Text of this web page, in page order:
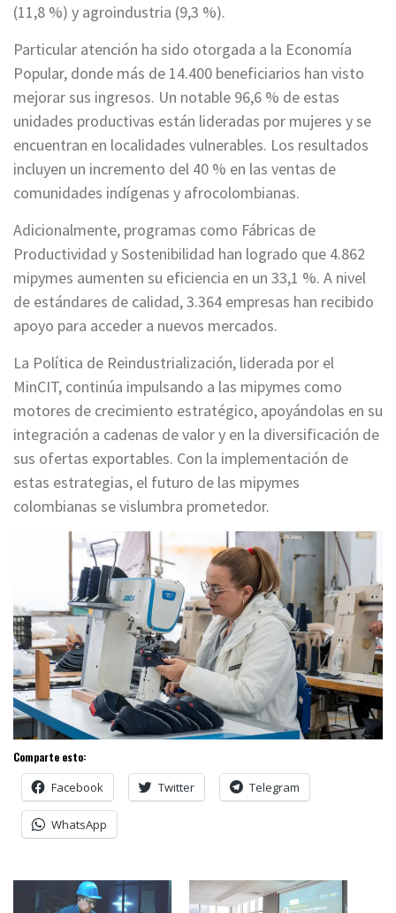
(11,8 %) y agroindustria (9,3 %).
Particular atención ha sido otorgada a la Economía
Popular, donde más de 14.400 beneficiarios han visto
mejorar sus ingresos. Un notable 96,6 % de estas
unidades productivas están lideradas por mujeres y se
encuentran en localidades vulnerables. Los resultados
incluyen un incremento del 40 % en las ventas de
comunidades indígenas y afrocolombianas.
Adicionalmente, programas como Fábricas de
Productividad y Sostenibilidad han logrado que 4.862
mipymes aumenten su eficiencia en un 33,1 %. A nivel
de estándares de calidad, 3.364 empresas han recibido
apoyo para acceder a nuevos mercados.
La Política de Reindustrialización, liderada por el
MinCIT, continúa impulsando a las mipymes como
motores de crecimiento estratégico, apoyándolas en su
integración a cadenas de valor y en la diversificación de
sus ofertas exportables. Con la implementación de
estas estrategias, el futuro de las mipymes
colombianas se vislumbra prometedor.
Comparte esto:
Facebook Twitter Telegram
WhatsApp